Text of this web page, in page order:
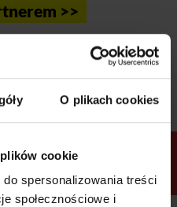
O plikach cookies
cookie
spersonalizowania treści
społecznościowe i
>>
i wybierz bilet
VIP Premium